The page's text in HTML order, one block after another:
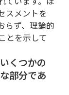
スメントを
らず、理論的
とを示して
くつかの
部分であ